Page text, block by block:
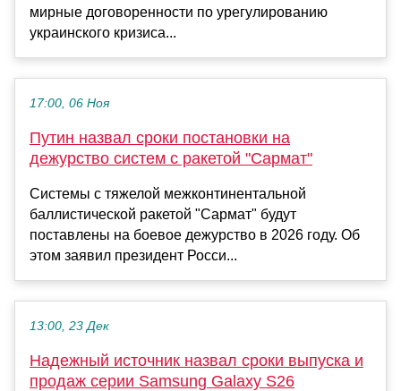
мирные договоренности по урегулированию
украинского кризиса...
17:00, 06 Ноя
Путин назвал сроки постановки на
дежурство систем с ракетой "Сармат"
Системы с тяжелой межконтинентальной
баллистической ракетой "Сармат" будут
поставлены на боевое дежурство в 2026 году. Об
этом заявил президент Росси...
13:00, 23 Дек
Надежный источник назвал сроки выпуска и
продаж серии Samsung Galaxy S26